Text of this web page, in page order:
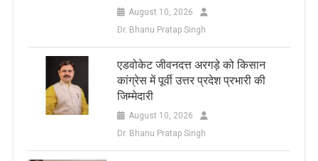
August 10, 2026
Dr. Bhanu Pratap Singh
एडवोकेट जीवनदत्त अरगड़े को किसान
कांग्रेस में पूर्वी उत्तर प्रदेश प्रभारी की
जिम्मेदारी
August 10, 2026
Dr. Bhanu Pratap Singh